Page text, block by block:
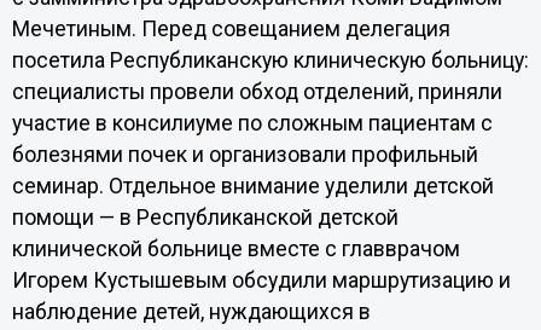
Мечетиным. Перед совещанием делегация
посетила Республиканскую клиническую больницу:
специалисты провели обход отделений, приняли
участие в консилиуме по сложным пациентам с
болезнями почек и организовали профильный
семинар. Отдельное внимание уделили детской
помощи — в Республиканской детской
клинической больнице вместе с главврачом
Игорем Кустышевым обсудили маршрутизацию и
наблюдение детей, нуждающихся в